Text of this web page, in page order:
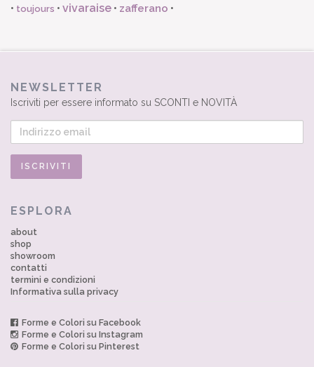
• toujours • vivaraise • zafferano •
NEWSLETTER
Iscriviti per essere informato su SCONTI e NOVITÀ
ESPLORA
about
shop
showroom
contatti
termini e condizioni
Informativa sulla privacy
Forme e Colori su Facebook
Forme e Colori su Instagram
Forme e Colori su Pinterest